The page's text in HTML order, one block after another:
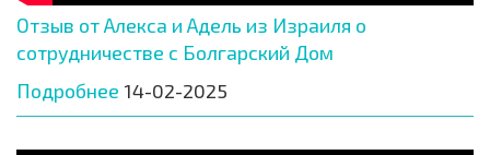
Отзыв от Алекса и Адель из Израиля о
сотрудничестве с Болгарский Дом
Подробнее 14-02-2025